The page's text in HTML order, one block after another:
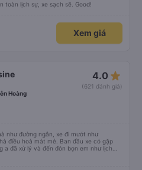
toàn lịch sự, xe sạch sẽ. Good!
Xem giá
4.0 star_rate
(621 đánh giá)
Hoàng
như đường ngắn, xe đi mướt như
điều hoà mát mẻ. Ban đầu xe có gặp
a đã xử lý và đến đón bọn em như lịch
vui tính và nhiệt tình, trời mưa gió đã